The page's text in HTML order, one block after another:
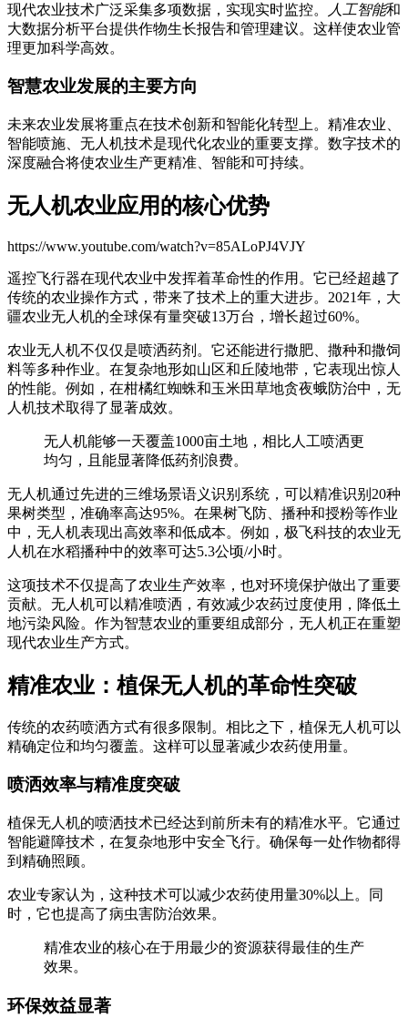
现代农业技术广泛采集多项数据，实现实时监控。 人工智能和
大数据分析平台提供作物生长报告和管理建议。这样使农业管
理更加科学高效。
智慧农业发展的主要方向
未来农业发展将重点在技术创新和智能化转型上。精准农业、
智能喷施、无人机技术是现代化农业的重要支撑。数字技术的
深度融合将使农业生产更精准、智能和可持续。
无人机农业应用的核心优势
https://www.youtube.com/watch?v=85ALoPJ4VJY
遥控飞行器在现代农业中发挥着革命性的作用。它已经超越了
传统的农业操作方式，带来了技术上的重大进步。2021年，大
疆农业无人机的全球保有量突破13万台，增长超过60%。
农业无人机不仅仅是喷洒药剂。它还能进行撒肥、撒种和撒饲
料等多种作业。在复杂地形如山区和丘陵地带，它表现出惊人
的性能。例如，在柑橘红蜘蛛和玉米田草地贪夜蛾防治中，无
人机技术取得了显著成效。
无人机能够一天覆盖1000亩土地，相比人工喷洒更
均匀，且能显著降低药剂浪费。
无人机通过先进的三维场景语义识别系统，可以精准识别20种
果树类型，准确率高达95%。在果树飞防、播种和授粉等作业
中，无人机表现出高效率和低成本。例如，极飞科技的农业无
人机在水稻播种中的效率可达5.3公顷/小时。
这项技术不仅提高了农业生产效率，也对环境保护做出了重要
贡献。无人机可以精准喷洒，有效减少农药过度使用，降低土
地污染风险。作为智慧农业的重要组成部分，无人机正在重塑
现代农业生产方式。
精准农业：植保无人机的革命性突破
传统的农药喷洒方式有很多限制。相比之下，植保无人机可以
精确定位和均匀覆盖。这样可以显著减少农药使用量。
喷洒效率与精准度突破
植保无人机的喷洒技术已经达到前所未有的精准水平。它通过
智能避障技术，在复杂地形中安全飞行。确保每一处作物都得
到精确照顾。
农业专家认为，这种技术可以减少农药使用量30%以上。同
时，它也提高了病虫害防治效果。
精准农业的核心在于用最少的资源获得最佳的生产
效果。
环保效益显著